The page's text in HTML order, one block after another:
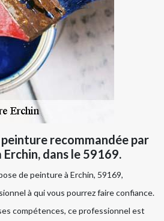
recommandée par
dans le 59169.
de peinture à Erchin, 59169,
à qui vous pourrez faire confiance.
compétences, ce professionnel est